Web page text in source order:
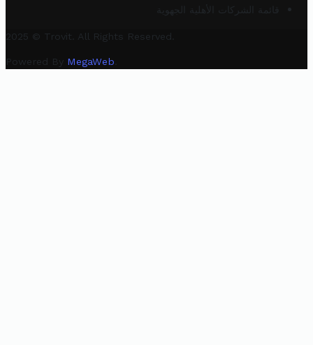
قائمة الشركات الأهلية الجهوية
2025 © Trovit. All Rights Reserved.
Powered By MegaWeb